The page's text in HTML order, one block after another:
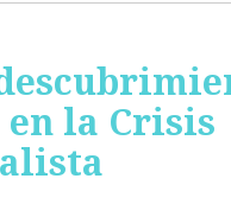
la Crisis